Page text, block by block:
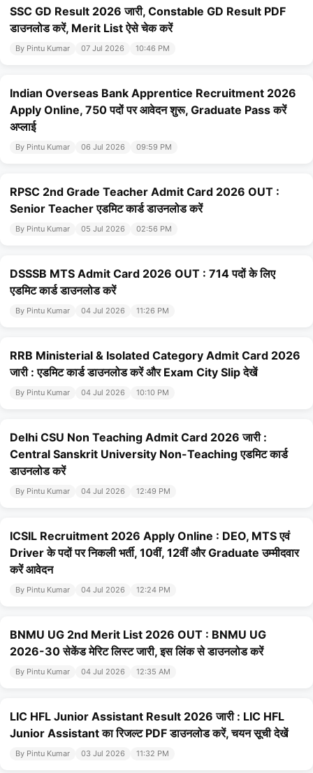
SSC GD Result 2026 जारी, Constable GD Result PDF
डाउनलोड करें, Merit List ऐसे चेक करें
By Pintu Kumar 07 Jul 2026 10:46 PM
Indian Overseas Bank Apprentice Recruitment 2026
Apply Online, 750 पदों पर आवेदन शुरू, Graduate Pass करें
अप्लाई
By Pintu Kumar 06 Jul 2026 09:59 PM
RPSC 2nd Grade Teacher Admit Card 2026 OUT :
Senior Teacher एडमिट कार्ड डाउनलोड करें
By Pintu Kumar 05 Jul 2026 02:56 PM
DSSSB MTS Admit Card 2026 OUT : 714 पदों के लिए
एडमिट कार्ड डाउनलोड करें
By Pintu Kumar 04 Jul 2026 11:26 PM
RRB Ministerial & Isolated Category Admit Card 2026
जारी : एडमिट कार्ड डाउनलोड करें और Exam City Slip देखें
By Pintu Kumar 04 Jul 2026 10:10 PM
Delhi CSU Non Teaching Admit Card 2026 जारी :
Central Sanskrit University Non-Teaching एडमिट कार्ड
डाउनलोड करें
By Pintu Kumar 04 Jul 2026 12:49 PM
ICSIL Recruitment 2026 Apply Online : DEO, MTS एवं
Driver के पदों पर निकली भर्ती, 10वीं, 12वीं और Graduate उम्मीदवार
करें आवेदन
By Pintu Kumar 04 Jul 2026 12:24 PM
BNMU UG 2nd Merit List 2026 OUT : BNMU UG
2026-30 सेकेंड मेरिट लिस्ट जारी, इस लिंक से डाउनलोड करें
By Pintu Kumar 04 Jul 2026 12:35 AM
LIC HFL Junior Assistant Result 2026 जारी : LIC HFL
Junior Assistant का रिजल्ट PDF डाउनलोड करें, चयन सूची देखें
By Pintu Kumar 03 Jul 2026 11:32 PM